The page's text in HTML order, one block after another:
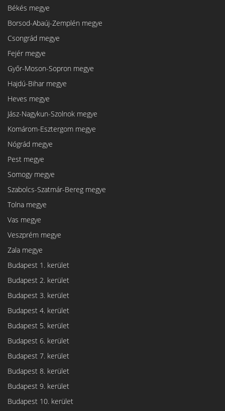
Békés megye
Borsod-Abaúj-Zemplén megye
Csongrád megye
Fejér megye
Győr-Moson-Sopron megye
Hajdú-Bihar megye
Heves megye
Jász-Nagykun-Szolnok megye
Komárom-Esztergom megye
Nógrád megye
Pest megye
Somogy megye
Szabolcs-Szatmár-Bereg megye
Tolna megye
Vas megye
Veszprém megye
Zala megye
Budapest 1. kerület
Budapest 2. kerület
Budapest 3. kerület
Budapest 4. kerület
Budapest 5. kerület
Budapest 6. kerület
Budapest 7. kerület
Budapest 8. kerület
Budapest 9. kerület
Budapest 10. kerület